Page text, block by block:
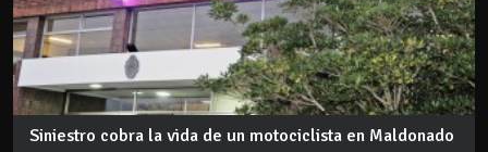
Siniestro cobra la vida de un motociclista en Maldonado